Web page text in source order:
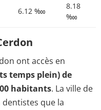
6.12 ‱
8.18
‱
ont accès en
temps plein) de
habitants. La ville de
que la